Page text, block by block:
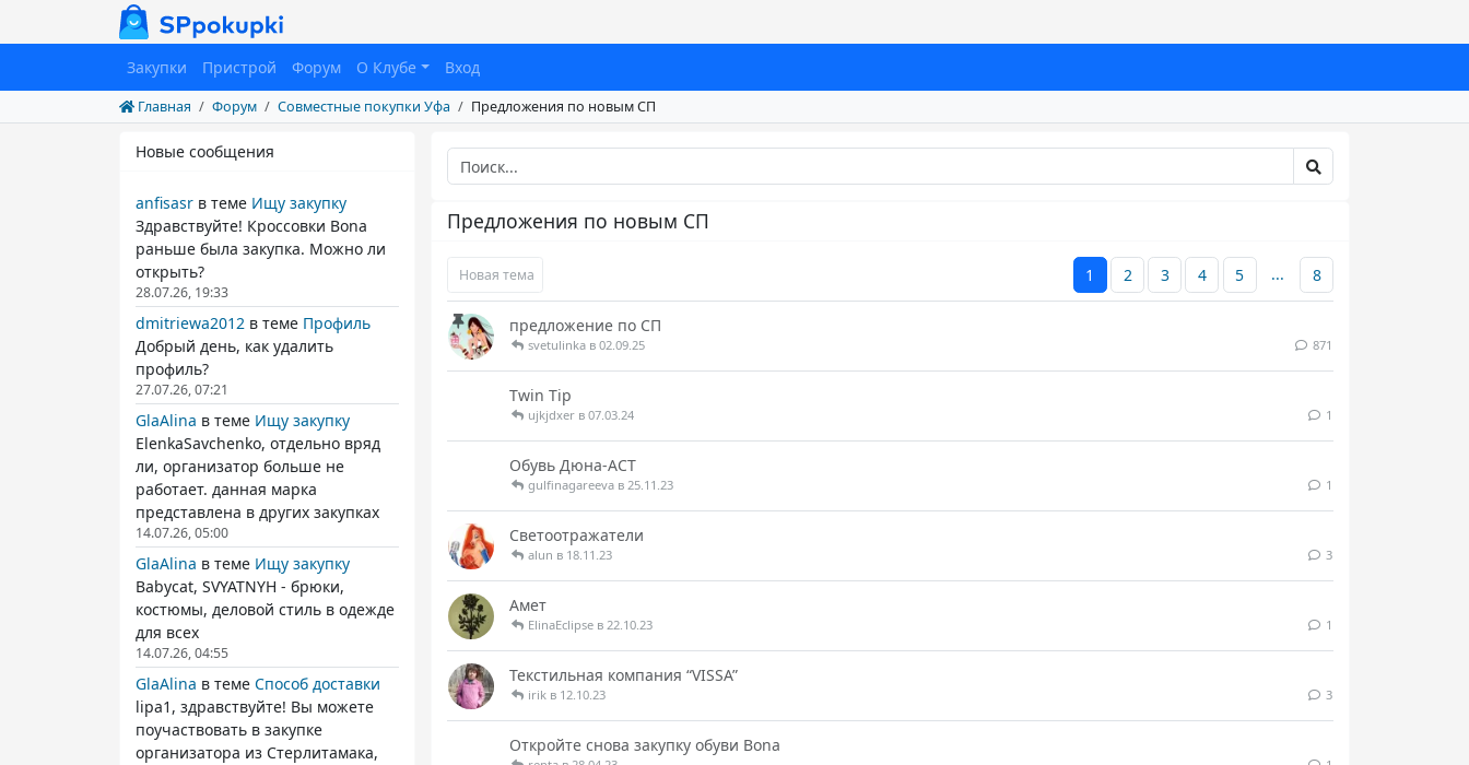
Закупки Пристрой Форум О Клубе Вход
Главная Форум Совместные покупки Уфа Предложения по новым СП
Новые сообщения
anfisasr в теме Ищу закупку
Здравствуйте! Кроссовки Bona
раньше была закупка. Можно ли
открыть?
28.07.26, 19:33
dmitriewa2012 в теме Профиль
Добрый день, как удалить
профиль?
27.07.26, 07:21
GlaAlina в теме Ищу закупку
ElenkaSavchenko, отдельно вряд
ли, организатор больше не
работает. данная марка
представлена в других закупках
14.07.26, 05:00
GlaAlina в теме Ищу закупку
Babycat, SVYATNYH - брюки,
костюмы, деловой стиль в одежде
для всех
14.07.26, 04:55
GlaAlina в теме Способ доставки
lipa1, здравствуйте! Вы можете
поучаствовать в закупке
организатора из Стерлитамака,
Предложения по новым СП
Новая тема 1 2 3 4 5 ... 8
предложение по СП
svetulinka в 02.09.25 871
Twin Tip
ujkjdxer в 07.03.24 1
Обувь Дюна-АСТ
gulfinagareeva в 25.11.23 1
Светоотражатели
alun в 18.11.23 3
Амет
ElinaEclipse в 22.10.23 1
Текстильная компания “VISSA”
irik в 12.10.23 3
Откройте снова закупку обуви Bona